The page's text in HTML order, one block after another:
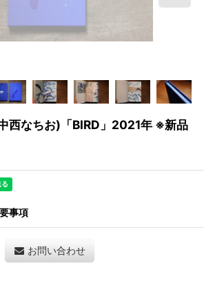
西なちお)「BIRD」2021年 ※新品
事項
お問い合わせ